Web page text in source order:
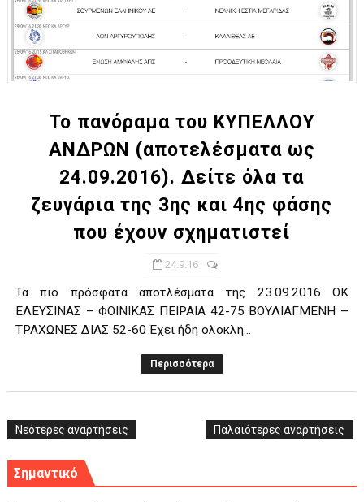
Το πανόραμα του ΚΥΠΕΛΛΟΥ
ΑΝΔΡΩΝ (αποτελέσματα ως
24.09.2016). Δείτε όλα τα
ζευγάρια της 3ης και 4ης φάσης
που έχουν σχηματιστεί
24.9.16
Τα πιο πρόσφατα αποτλέσματα της 23.09.2016 ΟΚ
ΕΛΕΥΣΙΝΑΣ – ΦΟΙΝΙΚΑΣ ΠΕΙΡΑΙΑ 42-75 ΒΟΥΛΙΑΓΜΕΝΗ –
ΤΡΑΧΩΝΕΣ ΔΙΑΣ 52-60 Έχει ήδη ολοκλη...
Περισσότερα
Νεότερες αναρτήσεις Παλαιότερες αναρτήσεις
Σημαντικό